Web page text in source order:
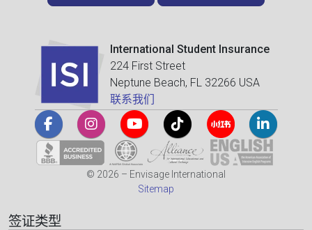
International Student Insurance
224 First Street
Neptune Beach, FL 32266 USA
联系我们
© 2026 – Envisage International
Sitemap
签证类型